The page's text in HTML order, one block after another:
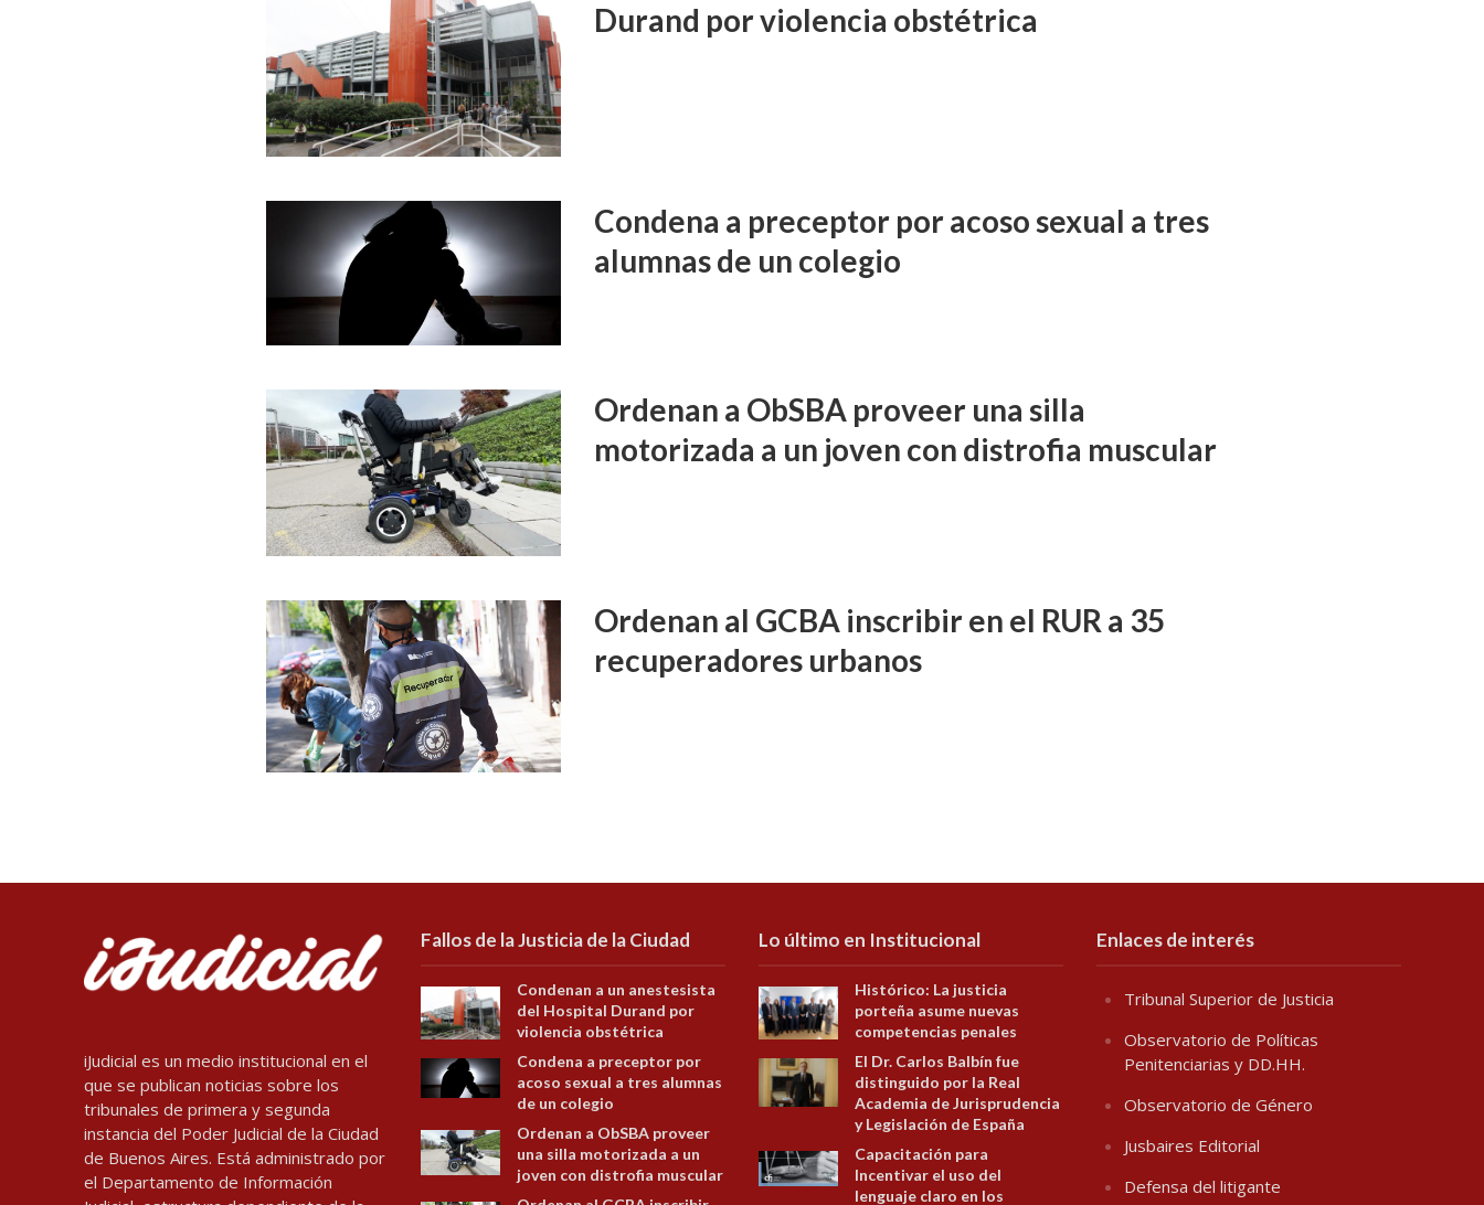
Durand por violencia obstétrica
Condena a preceptor por acoso sexual a tres
alumnas de un colegio
Ordenan a ObSBA proveer una silla
motorizada a un joven con distrofia muscular
Ordenan al GCBA inscribir en el RUR a 35
recuperadores urbanos
iJudicial es un medio institucional en el
que se publican noticias sobre los
tribunales de primera y segunda
instancia del Poder Judicial de la Ciudad
de Buenos Aires. Está administrado por
el Departamento de Información
Fallos de la Justicia de la Ciudad
Condenan a un anestesista
del Hospital Durand por
violencia obstétrica
Condena a preceptor por
acoso sexual a tres alumnas
de un colegio
Ordenan a ObSBA proveer
una silla motorizada a un
joven con distrofia muscular
Lo último en Institucional
Histórico: La justicia
porteña asume nuevas
competencias penales
El Dr. Carlos Balbín fue
distinguido por la Real
Academia de Jurisprudencia
y Legislación de España
Capacitación para
Incentivar el uso del
lenguaje claro en los
Enlaces de interés
Tribunal Superior de Justicia
Observatorio de Políticas
Penitenciarias y DD.HH.
Observatorio de Género
Jusbaires Editorial
Defensa del litigante